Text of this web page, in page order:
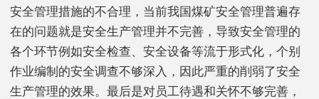
安全管理措施的不合理，当前我国煤矿安全管理普遍存
在的问题就是安全生产管理并不完善，导致安全管理的
各个环节例如安全检查、安全设备等流于形式化，个别
作业编制的安全调查不够深入，因此严重的削弱了安全
生产管理的效果。最后是对员工待遇和关怀不够完善，